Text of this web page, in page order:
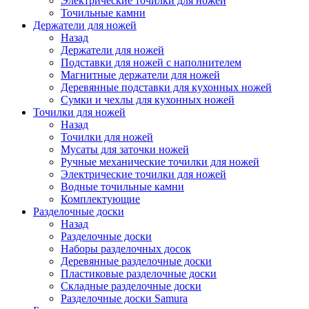
Точильные камни
Держатели для ножей
Назад
Держатели для ножей
Подставки для ножей с наполнителем
Магнитные держатели для ножей
Деревянные подставки для кухонных ножей
Сумки и чехлы для кухонных ножей
Точилки для ножей
Назад
Точилки для ножей
Мусаты для заточки ножей
Ручные механические точилки для ножей
Электрические точилки для ножей
Водные точильные камни
Комплектующие
Разделочные доски
Назад
Разделочные доски
Наборы разделочных досок
Деревянные разделочные доски
Пластиковые разделочные доски
Складные разделочные доски
Разделочные доски Samura